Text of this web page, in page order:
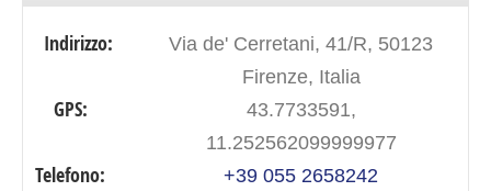
Indirizzo:
Via de' Cerretani, 41/R, 50123
Firenze, Italia
GPS:
43.7733591,
11.252562099999977
Telefono: +39 055 2658242